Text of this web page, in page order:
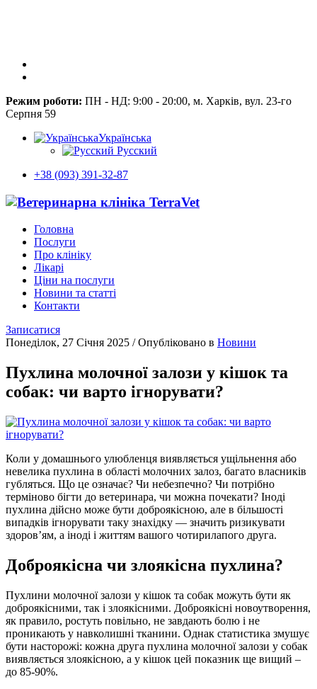
Режим роботи: ПН - НД: 9:00 - 20:00, м. Харків, вул. 23-го
Серпня 59
Українська
Русский
+38 (093) 391-32-87
Головна
Послуги
Про клініку
Лікарі
Ціни на послуги
Новини та статті
Контакти
Записатися
Понеділок, 27 Січня 2025 /Опубліковано в Новини
Пухлина молочної залози у кішок та
собак: чи варто ігнорувати?
Коли у домашнього улюбленця виявляється ущільнення або
невелика пухлина в області молочних залоз, багато власників
губляться. Що це означає? Чи небезпечно? Чи потрібно
терміново бігти до ветеринара, чи можна почекати? Іноді
пухлина дійсно може бути доброякісною, але в більшості
випадків ігнорувати таку знахідку — значить ризикувати
здоров’ям, а іноді і життям вашого чотирилапого друга.
Доброякісна чи злоякісна пухлина?
Пухлини молочної залози у кішок та собак можуть бути як
доброякісними, так і злоякісними. Доброякісні новоутворення,
як правило, ростуть повільно, не завдають болю і не
проникають у навколишні тканини. Однак статистика змушує
бути насторожі: кожна друга пухлина молочної залози у собак
виявляється злоякісною, а у кішок цей показник ще вищий –
до 85-90%.